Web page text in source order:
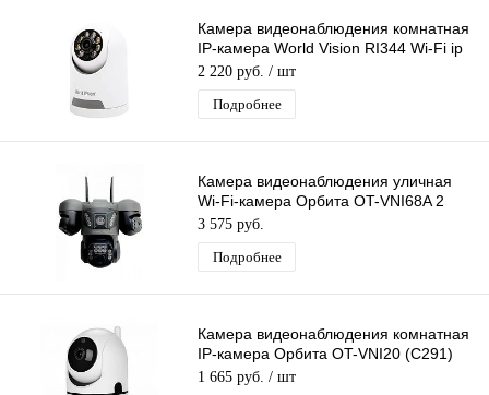
Камера видеонаблюдения комнатная
IP-камера World Vision RI344 Wi-Fi ip
камера 3 Mpix 3,6мм
2 220 руб. / шт
Подробнее
Камера видеонаблюдения уличная
Wi-Fi-камера Орбита OT-VNI68A 2
Mpix 3 HD камеры
3 575 руб.
Подробнее
Камера видеонаблюдения комнатная
IP-камера Орбита OT-VNI20 (С291)
Lan+Wi-Fi видеокамера 2 Mpix 3,6мм
1 665 руб. / шт